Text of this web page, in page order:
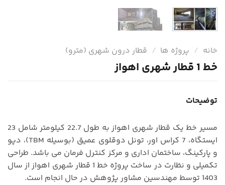
خانه / پروژه ها / قطار درون شهری (مترو)
خط 1 قطار شهری اهواز
توضیحات
مسیر خط یک قطار شهری اهواز به طول 22.7 کیلومتر شامل 23
ایستگاه، 7 کراس اور، تونل دوقلوی عمیق (بوسیله TBM)، دپو
و پارکینگ، ساختمان اداری و مرکز کنترل فرمان می باشد. طراحی
تکمیلی و نظارت در ساخت پروژه خط 1 قطار شهری اهواز از سال
1403 توسط مهندسین مشاور پژوهش در حال انجام است.